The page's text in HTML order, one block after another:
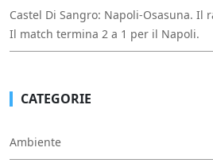
Castel Di Sangro: Napoli-Osasuna. Il
Il match termina 2 a 1 per il Napoli.
CATEGORIE
Ambiente